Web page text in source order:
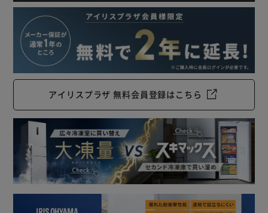
アイリスプラザ 無料会員登録はこちら